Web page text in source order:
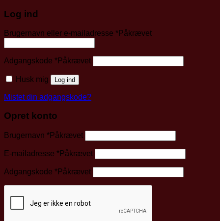
Log ind
Brugernavn eller e-mailadresse *Påkrævet
Adgangskode *Påkrævet
Husk mig Log ind
Mistet din adgangskode?
Opret konto
Brugernavn *Påkrævet
E-mailadresse *Påkrævet
Adgangskode *Påkrævet